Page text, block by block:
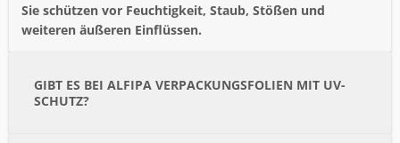
Sie schützen vor Feuchtigkeit, Staub, Stößen und
weiteren äußeren Einflüssen.
GIBT ES BEI ALFIPA VERPACKUNGSFOLIEN MIT UV-
SCHUTZ?